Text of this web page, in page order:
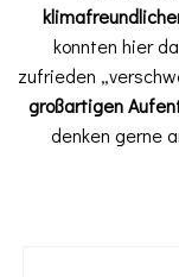
konnten hier
zufrieden
großartigen
denken gerne